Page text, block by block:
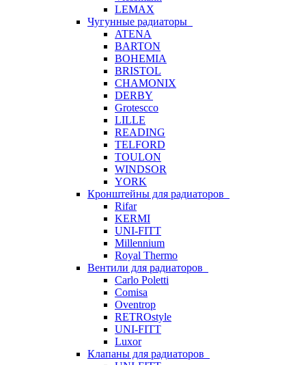
LEMAX
Чугунные радиаторы
ATENA
BARTON
BOHEMIA
BRISTOL
CHAMONIX
DERBY
Grotescco
LILLE
READING
TELFORD
TOULON
WINDSOR
YORK
Кронштейны для радиаторов
Rifar
KERMI
UNI-FITT
Millennium
Royal Thermo
Вентили для радиаторов
Carlo Poletti
Comisa
Oventrop
RETROstyle
UNI-FITT
Luxor
Клапаны для радиаторов